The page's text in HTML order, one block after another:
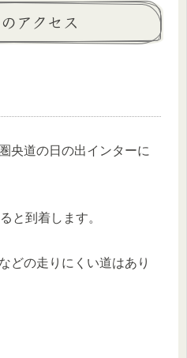
アクセス
央道の日の出インターに
と到着します。
どの走りにくい道はあり